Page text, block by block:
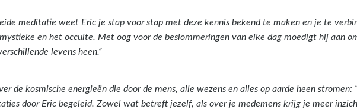
meditatie weet Eric je stap voor stap met deze kennis bekend te maken en je te
en het occulte. Met oog voor de beslommeringen van elke dag moedigt hij aan
levens heen.”
de kosmische energieën die door de mens, alle wezens en alles op aarde heen stromen:
door Eric begeleid. Zowel wat betreft jezelf, als over je medemens krijg je meer